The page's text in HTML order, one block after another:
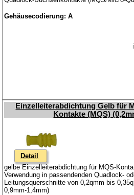
Gehäusecodierung: A
Einzelleiterabdichtung Gelb für
Kontakte (MQS)
Detail
gelbe Einzelleiterabdichtung für MQS-
Verwendung in passendenden Quadlock-
Leitungsquerschnitte von 0,2qmm bis
0,9mm-1,4mm)